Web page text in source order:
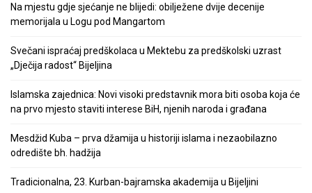
Na mjestu gdje sjećanje ne blijedi: obilježene dvije decenije
memorijala u Logu pod Mangartom
Svečani ispraćaj predškolaca u Mektebu za predškolski uzrast
„Dječija radost“ Bijeljina
Islamska zajednica: Novi visoki predstavnik mora biti osoba koja će
na prvo mjesto staviti interese BiH, njenih naroda i građana
Mesdžid Kuba – prva džamija u historiji islama i nezaobilazno
odredište bh. hadžija
Tradicionalna, 23. Kurban-bajramska akademija u Bijeljini